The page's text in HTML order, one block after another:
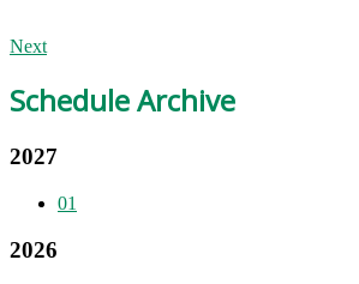
Next
Schedule Archive
2027
01
2026